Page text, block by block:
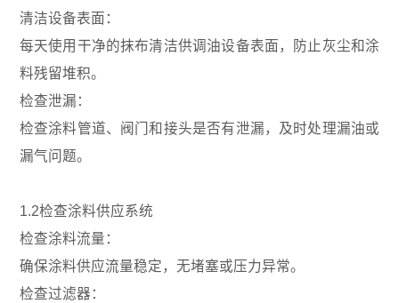
清洁设备表面：
每天使用干净的抹布清洁供调油设备表面，防止灰尘和涂
料残留堆积。
检查泄漏：
检查涂料管道、阀门和接头是否有泄漏，及时处理漏油或
漏气问题。
1.2检查涂料供应系统
检查涂料流量：
确保涂料供应流量稳定，无堵塞或压力异常。
检查过滤器：